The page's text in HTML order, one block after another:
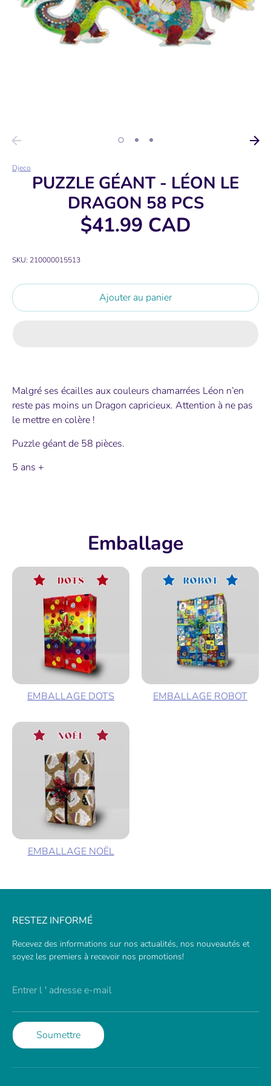
Djeco
PUZZLE GÉANT - LÉON LE
DRAGON 58 PCS
$41.99 CAD
SKU: 210000015513
Ajouter au panier
Malgré ses écailles aux couleurs chamarrées Léon n’en
reste pas moins un Dragon capricieux. Attention à ne pas
le mettre en colère !
Puzzle géant de 58 pièces.
5 ans +
Emballage
EMBALLAGE DOTS EMBALLAGE ROBOT
EMBALLAGE NOËL
RESTEZ INFORMÉ
Recevez des informations sur nos actualités, nos nouveautés et
soyez les premiers à recevoir nos promotions!
Entrer l ' adresse e-mail
Soumettre